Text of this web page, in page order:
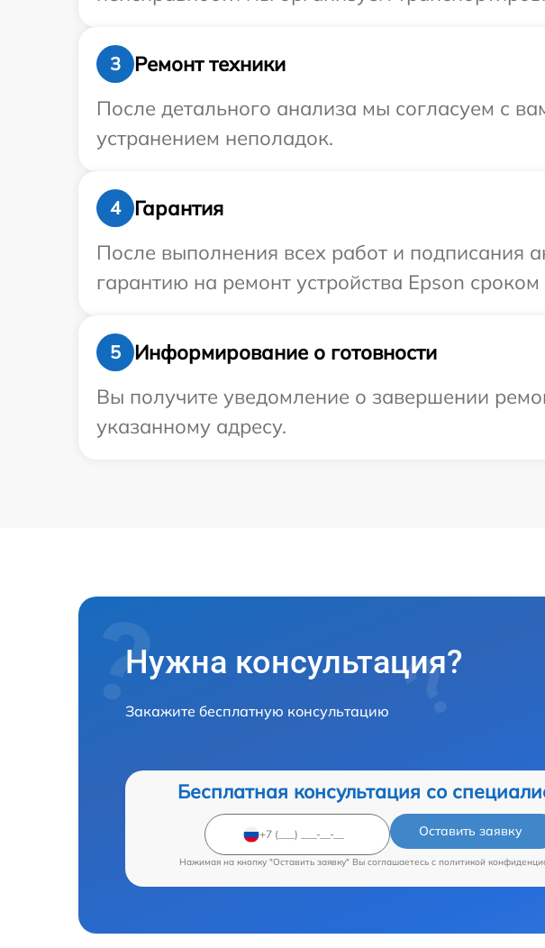
3
Ремонт техники
После детального анализа мы согласуем с
устранением неполадок.
4
Гарантия
После выполнения всех работ и
гарантию на ремонт устройства Epson
5
Информирование о готовности
Вы получите уведомление о завершении
указанному адресу.
Нужна консультация?
Закажите бесплатную консультацию
Бесплатная консультация со
Оставить заявку
Нажимая на кнопку "Оставить заявку" Вы соглашаетесь c политикой